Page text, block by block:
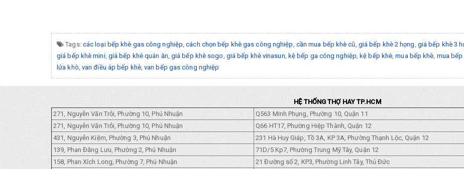
Tags: các loại bếp khè gas công nghiệp ,cách chọn bếp khè gas công nghiệp cần mua bếp khè cũ giá bếp khè 2 họng giá bếp khè 3
giá bếp khè mini, giá bếp khè quán ăn giá bếp khè sogo giá bếp khè vinasun kệ bếp ga công nghiệp ,kệ bếp khè ,mua bếp khè mua
lửa khò van điều áp bếp khè,van bếp gas công nghiệp
HỆ THỐNG THỢ HAY TP.HCM
271, Nguyễn Văn Trỗi, Phường 10, Phú Nhuận
Q563 Minh Phụng, Phường 10, Quận 11
271, Nguyễn Văn Trỗi, Phường 10, Phú Nhuận
Q66 HT17, Phường Hiệp Thành, Quận 12
431, Nguyễn Kiệm, Phường 3, Phú Nhuận
231 Hà Huy Giáp, Tồ 3A, KP 3A, Phường Thạnh Lộc, Quận 12
139, Phan Đăng Lưu, Phường 2, Phú Nhuận
71D/5 Kp7, Phường Trung Mỹ Tây, Quận 12
158, Phan Xích Long, Phường 7, Phú Nhuận
21 Đường số 2, KP3, Phường Linh Tây, Thủ Đức